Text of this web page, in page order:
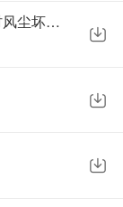
红楼梦001b甄士隐梦幻识通灵 贾雨村风尘坏闺秀(感谢赞赏)